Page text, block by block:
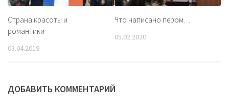
Страна красоты и
романтики
03.04.2019
Что написано пером…
05.02.2020
ДОБАВИТЬ КОММЕНТАРИЙ